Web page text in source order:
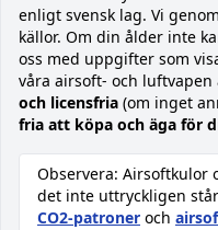
enligt svensk lag. Vi
källor. Om din ålder inte
oss med uppgifter som
våra airsoft- och
och licensfria (om inget
fria att köpa och äga för
Observera: Airsoftkulor
det inte uttryckligen
CO2-patroner och